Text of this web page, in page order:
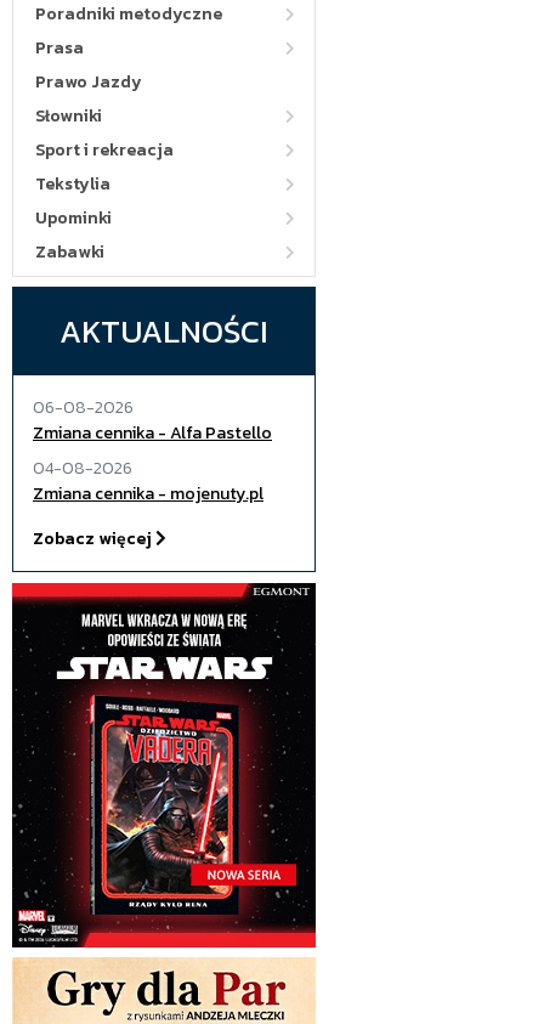
Poradniki metodyczne
Prasa
Prawo Jazdy
Słowniki
Sport i rekreacja
Tekstylia
Upominki
Zabawki
AKTUALNOŚCI
06-08-2026
Zmiana cennika - Alfa Pastello
04-08-2026
Zmiana cennika - mojenuty.pl
Zobacz więcej